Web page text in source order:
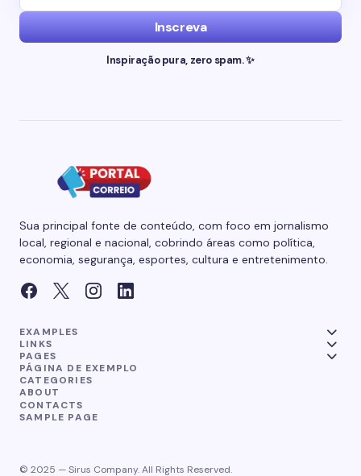
Inscreva
Inspiração pura, zero spam. ✨
Sua principal fonte de conteúdo, com foco em jornalismo
local, regional e nacional, cobrindo áreas como política,
economia, segurança, esportes, cultura e entretenimento.
EXAMPLES
LINKS
PAGES
PÁGINA DE EXEMPLO
CATEGORIES
ABOUT
CONTACTS
SAMPLE PAGE
© 2025 — Sirus Company. All Rights Reserved.